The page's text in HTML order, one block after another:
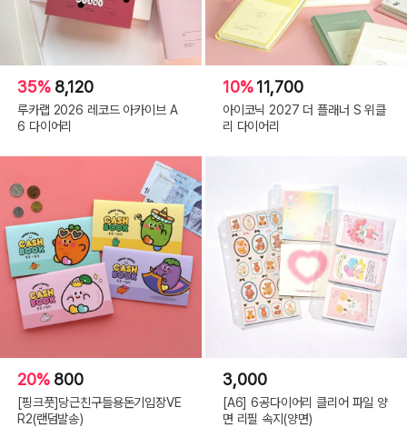
35% 8,120
루카랩 2026 레코드 아카이브 A
6 다이어리
10%11,700
아이코닉 2027 더 플래너 S 위클
리 다이어리
20% 800
[핑크풋]당근친구들용돈기입장VE
R2(랜덤발송)
3,000
[A6] 6공다이어리 클리어 파일 양
면 리필 속지(양면)